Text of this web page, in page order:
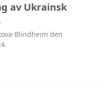
av Ukrainsk
Blindheim den